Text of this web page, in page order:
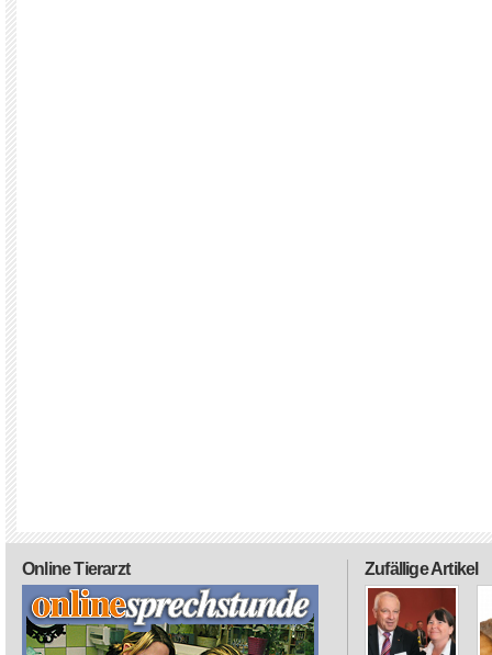
Zufällige Artikel
Online Tierarzt